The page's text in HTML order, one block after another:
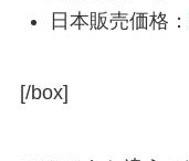
日本販売価格：
[/box]